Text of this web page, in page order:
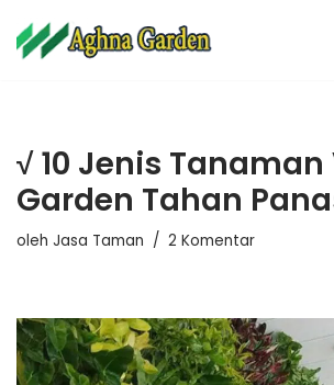
Lompat
√ 10 Jenis
Garden Tahan
oleh Jasa Taman 2 Komentar